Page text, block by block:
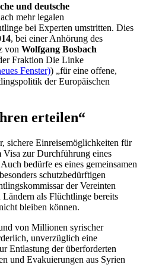
und deutsche
mehr legalen
bei Experten umstritten. Dies
, bei einer Anhörung des
von Wolfgang Bosbach
Fraktion Die Linke
Fenster)) „für eine offene,
der Europäischen
erteilen“
sichere Einreisemöglichkeiten für
zur Durchführung eines
bedürfe es eines gemeinsamen
schutzbedürftigen
der Vereinten
als Flüchtlinge bereits
bleiben können.
von Millionen syrischer
unverzüglich eine
Entlastung der überforderten
und Evakuierungen aus Syrien